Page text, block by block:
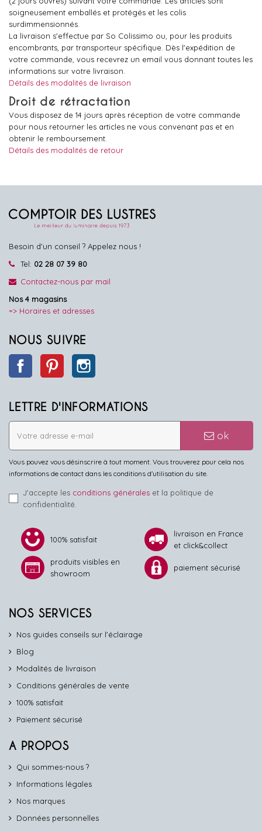
soigneusement emballés et protégés et les colis
surdimmensionnés.
La livraison s'effectue par So Colissimo ou, pour les produits
encombrants, par transporteur spécifique. Dès l'expédition de
votre commande, vous recevrez un email vous donnant toutes les
informations sur votre livraison.
Détails des modalités de livraison
Droit de rétractation
Vous disposez de 14 jours après réception de votre commande
pour nous retourner les articles ne vous convenant pas et en
obtenir le remboursement.
Détails des modalités de retour
Besoin d'un conseil ? Appelez nous !
Tel: 02 28 07 39 80
Contactez-nous par mail
Nos 4 magasins
=> Horaires et adresses
NOUS SUIVRE
Facebook Pinterest
LETTRE D'INFORMATIONS
ok
Vous pouvez vous désinscrire à tout moment. Vous trouverez pour cela nos
informations de contact dans les conditions d'utilisation du site.
J'accepte les conditions générales et la politique de
confidentialité.
100% satisfait
livraison en France
et click&collect
produits visibles en
showroom
paiement sécurisé
NOS SERVICES
Nos guides conseils sur l'éclairage
Blog
Modalités de livraison
Conditions générales de vente
100% satisfait
Paiement sécurisé
A PROPOS
Qui sommes-nous ?
Informations légales
Nos marques
Données personnelles